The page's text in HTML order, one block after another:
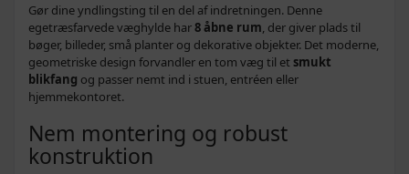
Gør dine yndlingsting til en del af indretningen. Denne
egetræsfarvede væghylde har8 åbne rum, der giver plads til
bøger, billeder, små planter og dekorative objekter. Det moderne,
geometriske design forvandler en tom væg til et smukt
blikfang og passer nemt ind i stuen, entréen eller
hjemmekontoret.
Nem montering og robust
konstruktion